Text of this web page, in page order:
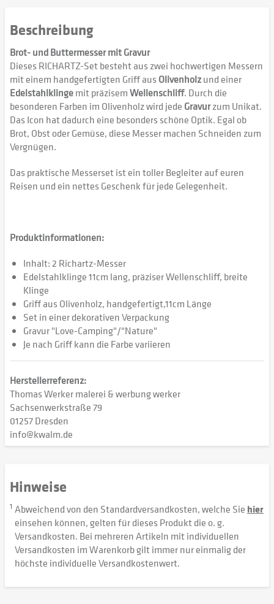
Beschreibung
Brot- und Buttermesser mit Gravur
Dieses RICHARTZ-Set besteht aus zwei hochwertigen Messern
mit einem handgefertigten Griff aus Olivenholzund einer
Edelstahlklingemit präzisemWellenschliff. Durch die
besonderen Farben im Olivenholz wird jede Gravurzum Unikat.
Das Icon hat dadurch eine besonders schöne Optik. Egal ob
Brot, Obst oder Gemüse, diese Messer machen Schneiden zum
Vergnügen.
Das praktische Messerset ist ein toller Begleiter auf euren
Reisen und ein nettes Geschenk für jede Gelegenheit.
Produktinformationen:
Inhalt: 2 Richartz-Messer
Edelstahlklinge 11cm lang, präziser Wellenschliff, breite
Klinge
Griff aus Olivenholz, handgefertigt,11cm Länge
Set in einer dekorativen Verpackung
Gravur "Love-Camping"/"Nature"
Je nach Griff kann die Farbe variieren
Herstellerreferenz:
Thomas Werker malerei & werbung werker
Sachsenwerkstraße 79
01257 Dresden
info@kwalm.de
Hinweise
1 Abweichend von den Standardversandkosten, welche Sie hier
einsehen können, gelten für dieses Produkt die o. g.
Versandkosten. Bei mehreren Artikeln mit individuellen
Versandkosten im Warenkorb gilt immer nur einmalig der
höchste individuelle Versandkostenwert.